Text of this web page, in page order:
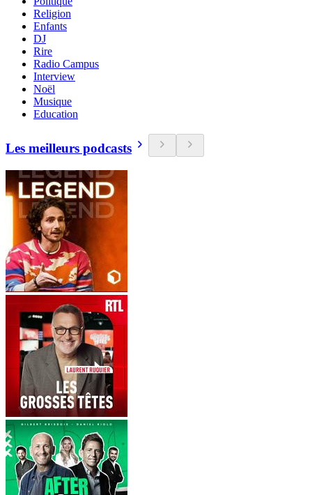
Religion
Enfants
DJ
Rire
Radio Campus
Interview
Noël
Musique
Education
Les meilleurs podcasts